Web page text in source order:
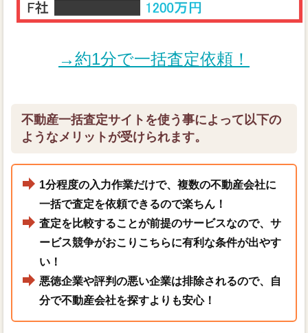
→約1分で一括査定依頼！
不動産一括査定サイトを使う事によって以下の
ようなメリットが受けられます。
1分程度の入力作業だけで、複数の不動産会社に
一括で査定を依頼できるので楽ちん！
査定を比較することが前提のサービスなので、サ
ービス競争がおこりこちらに有利な条件が出やす
い！
悪徳企業や評判の悪い企業は排除されるので、自
分で不動産会社を探すよりも安心！